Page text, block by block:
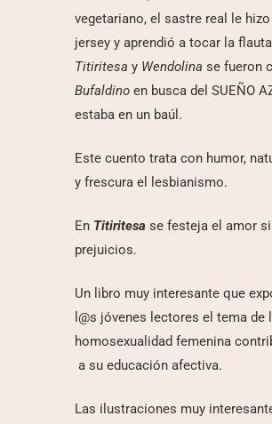
vegetariano, el sastre real le
jersey y aprendió a tocar la
Titiritesa y Wendolina se fueron
Bufaldino en busca del SUEÑO
estaba en un baúl.
Este cuento trata con humor,
y frescura el lesbianismo.
En Titiritesa se festeja el amor
prejuicios.
Un libro muy interesante que
l@s jóvenes lectores el tema de
homosexualidad femenina
a su educación afectiva.
Las ilustraciones muy